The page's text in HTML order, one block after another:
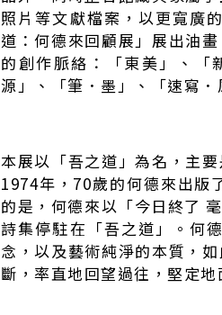
照片等文獻檔案，以更寬廣
道：何德來回顧展」展出油
的創作脈絡：「東美」、「
源」、「筆．墨」、「速寫．
本展以「吾之道」為名，主
1974年，70歲的何德來出版
的是，何德來以「今日終了
詩集停駐在「吾之道」。何
念，以及藝術純淨的本質，
斷，率直地回望過往，堅定地